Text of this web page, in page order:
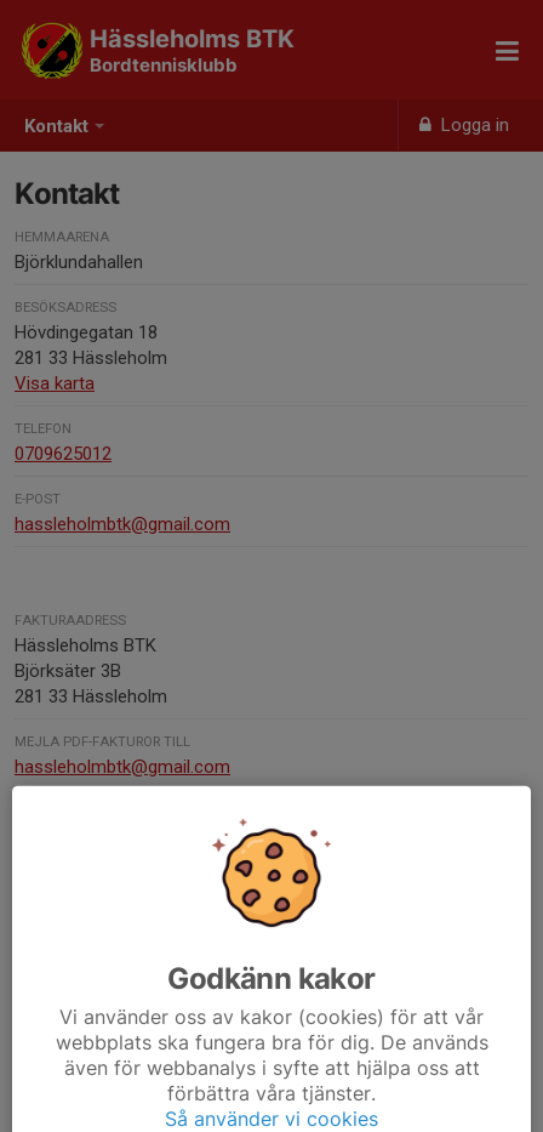
Kontakt Logga in
Hässleholms BTK
Bordtennisklubb
Kontakt
HEMMAARENA
Björklundahallen
BESÖKSADRESS
Hövdingegatan 18
281 33 Hässleholm
Visa karta
TELEFON
0709625012
E-POST
hassleholmbtk@gmail.com
FAKTURAADRESS
Hässleholms BTK
Björksäter 3B
281 33 Hässleholm
MEJLA PDF-FAKTUROR TILL
hassleholmbtk@gmail.com
Kontaktpersoner
Max Nilsson
Ordförande
070-962 50 12
max.nilsson98@hotmail.com
Godkänn kakor
Vi använder oss av kakor (cookies) för att vår
webbplats ska fungera bra för dig. De används
även för webbanalys i syfte att hjälpa oss att
förbättra våra tjänster.
Så använder vi cookies